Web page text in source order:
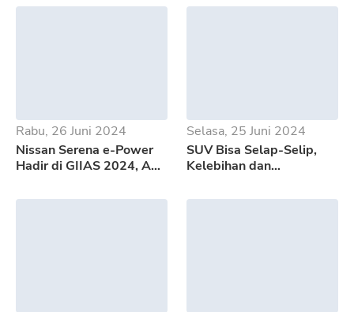
Rabu, 26 Juni 2024
Nissan Serena e-Power
Hadir di GIIAS 2024, Apa
Selasa, 25 Juni 2024
SUV Bisa Selap-Selip,
Kelebihan dan
500